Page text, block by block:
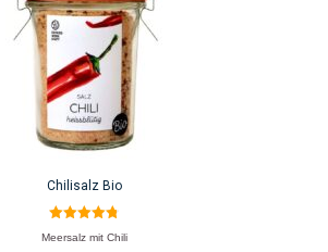
Chilisalz Bio
4.80
von 5
Meersalz mit Chili